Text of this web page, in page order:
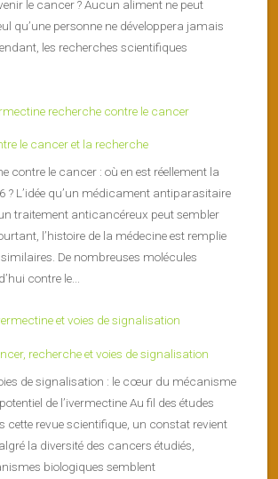
le cancer ? Aucun aliment ne peut
qu’une personne ne développera jamais
les recherches scientifiques
le cancer et la recherche
contre le cancer : où en est réellement la
? L’idée qu’un médicament antiparasitaire
traitement anticancéreux peut sembler
l’histoire de la médecine est remplie
De nombreuses molécules
contre le...
recherche et voies de signalisation
de signalisation : le cœur du mécanisme
de l’ivermectine Au fil des études
cette revue scientifique, un constat revient
la diversité des cancers étudiés,
biologiques semblent